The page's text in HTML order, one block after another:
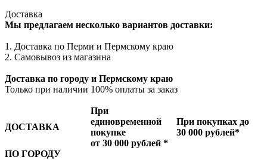
Доставка
Мы предлагаем несколько вариантов доставки:
1. Доставка по Перми и Пермскому краю
2. Самовывоз из магазина
Доставка по городу и Пермскому краю
Только при наличии 100% оплаты за заказ
ДОСТАВКА
При
единовременной
покупке
от 30 000 рублей *
При покупках до
30 000 рублей*
ПО ГОРОДУ